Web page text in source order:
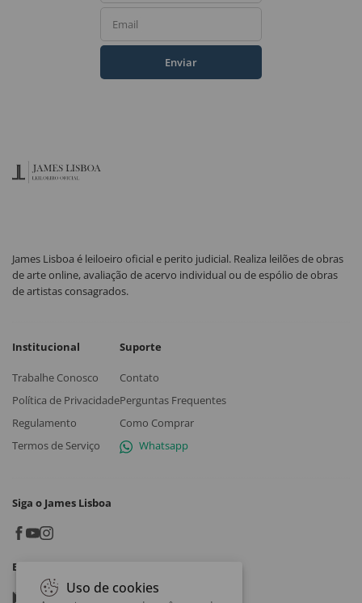
Email
Enviar
James Lisboa é leiloeiro oficial e perito judicial. Realiza leilões de obras
de arte online, avaliação de acervo individual ou de espólio de obras
de artistas consagrados.
Institucional
Trabalhe Conosco
Política de Privacidade
Regulamento
Termos de Serviço
Suporte
Contato
Perguntas Frequentes
Como Comprar
Whatsapp
Siga o James Lisboa
Baixe o App
Google play
Uso de cookies